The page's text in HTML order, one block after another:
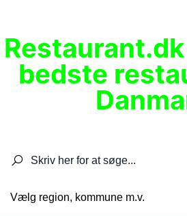
Restaurant.dk
bedste
Vælg region, kommune m.v.